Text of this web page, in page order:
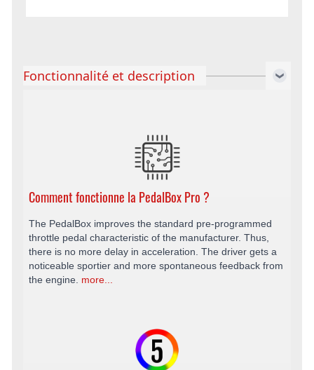
Fonctionnalité et description
Comment fonctionne la PedalBox Pro ?
The PedalBox improves the standard pre-programmed
throttle pedal characteristic of the manufacturer. Thus,
there is no more delay in acceleration. The driver gets a
noticeable sportier and more spontaneous feedback from
the engine. more...